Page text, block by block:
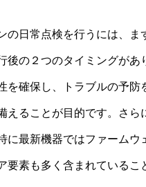
の日常点検を行うには、
後の２つのタイミングが
を確保し、トラブルの予
えることが目的です。さら
に最新機器ではファーム
要素も多く含まれているこ